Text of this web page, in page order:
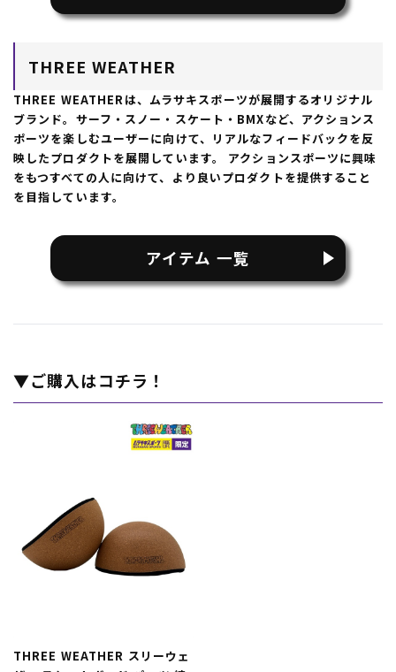
アイテム 一覧
▼ご購入はコチラ！
THREE WEATHER スリーウェ